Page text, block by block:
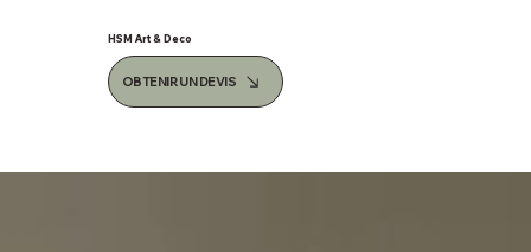
HSM Art & Deco
OBTENIR UN DEVIS